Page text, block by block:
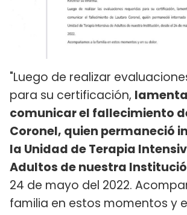
"Luego de realizar
para su certificación,
comunicar el fallecimiento
Coronel, quien permaneció
la Unidad de Terapia
Adultos de nuestra
24 de mayo del 2022.
familia en estos momentos y